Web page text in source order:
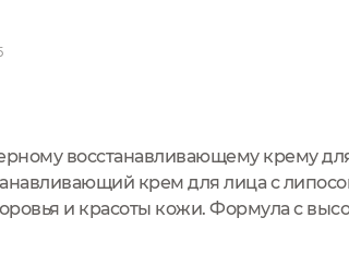
восстанавливающему крему
крем для лица с
и красоты кожи. Формула с